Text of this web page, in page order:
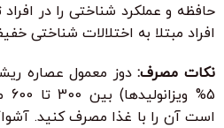
حافظه و عملکرد شناختی را در
افراد مبتلا به اختلالات شناختی
نکات مصرف:
است آن را با غذا مصرف کنید.